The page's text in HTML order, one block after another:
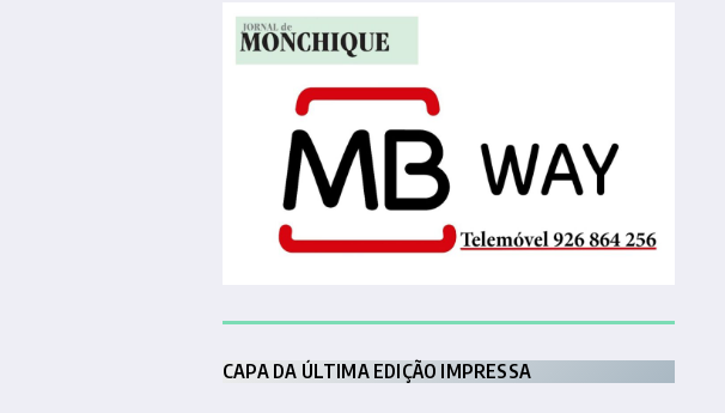
CAPA DA ÚLTIMA EDIÇÃO IMPRESSA